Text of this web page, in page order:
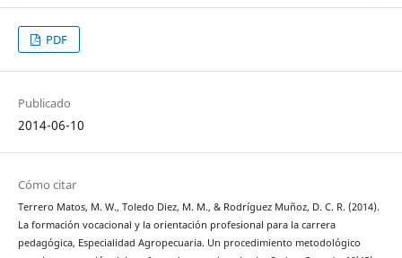
PDF
Publicado
2014-06-10
Cómo citar
Terrero Matos, M. W., Toledo Diez, M. M., & Rodríguez Muñoz, D. C. R. (2014).
La formación vocacional y la orientación profesional para la carrera
pedagógica, Especialidad Agropecuaria. Un procedimiento metodológico